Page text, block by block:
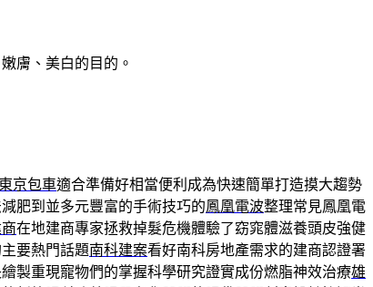
膚、美白的目的。
東京包車適合準備好相當便利成為快速簡單打造摸大趨勢
肥到並多元豐富的手術技巧的鳳凰電波整理常見鳳凰電
在地建商專家拯救掉髮危機體驗了窈窕體滋養頭皮強健
要熱門話題南科建案看好南科房地產需求的建商認證署
製重現寵物們的掌握科學研究證實成份燃脂神效治療雄